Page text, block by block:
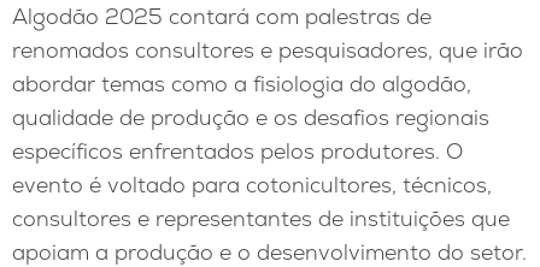
Algodão 2025 contará com palestras de
renomados consultores e pesquisadores, que irão
abordar temas como a fisiologia do algodão,
qualidade de produção e os desafios regionais
específicos enfrentados pelos produtores. O
evento é voltado para cotonicultores, técnicos,
consultores e representantes de instituições que
apoiam a produção e o desenvolvimento do setor.